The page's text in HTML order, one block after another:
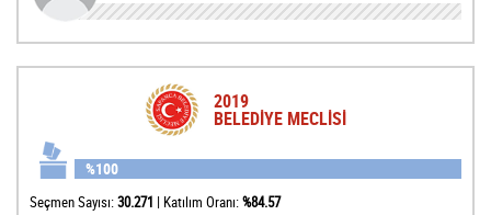
2019
BELEDİYE MECLİSİ
%100
Seçmen Sayısı:30.271 | Katılım Oranı:%84.57